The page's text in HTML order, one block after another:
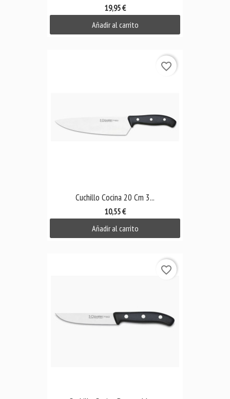
19,95 €
Añadir al carrito
Cuchillo Cocina 20 Cm 3...
10,55 €
Añadir al carrito
favorite_border
favorite_border